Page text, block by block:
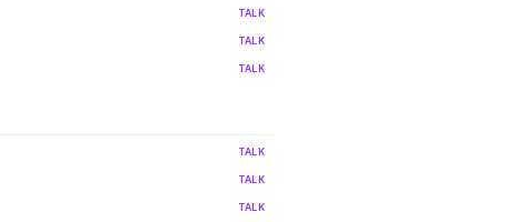
TALK
TALK
TALK
TALK
TALK
TALK